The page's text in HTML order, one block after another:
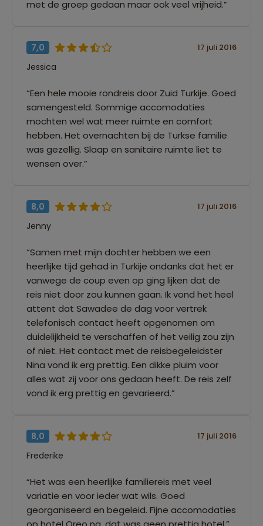
met de groep gedaan maar ook veel vrijheid.”
7,0 17 juli 2016
Jessica
“Een hele mooie rondreis door Zuid Turkije. Goed
samengesteld. Sommige accomodaties
mochten wel wat meer ruimte en comfort
hebben. Het overnachten bij de Turkse familie
was gezellig. Slaap en sanitaire ruimte liet te
wensen over.”
8,0 17 juli 2016
Jenny
“Samen met mijn dochter hebben we een
heerlijke tijd gehad in Turkije ondanks dat het er
vanwege de coup even op ging lijken dat de
reis niet door zou kunnen gaan. Ik vond het heel
attent dat Sawadee de dag voor vertrek
telefonisch contact heeft opgenomen om
duidelijkheid te verschaffen of het veilig zou zijn
of niet. Het contact met de reisbegeleidster
Nina vond ik erg prettig. Een dikke pluim voor
alles wat zij voor ons gedaan heeft. De reis zelf
vond ik erg prettig en gevarieerd.”
8,0 17 juli 2016
Frederike
“Het was een heerlijke familiereis met veel
variatie en voor ieder wat wils. Goed
georganiseerd en begeleid. Fijne accomodaties